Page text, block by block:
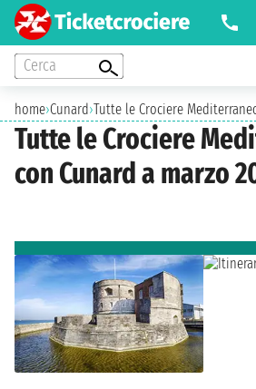
Cerca
home›Cunard›Tutte le Crociere
Tutte le Crociere
con Cunard a marzo